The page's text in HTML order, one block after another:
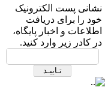
نشانی پست الکترونیک
خود را برای دریافت
اطلاعات و اخبار پایگاه،
در کادر زیر وارد کنید.